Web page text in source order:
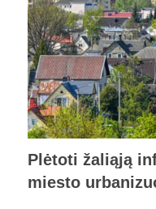
Plėtoti žaliąją
miesto